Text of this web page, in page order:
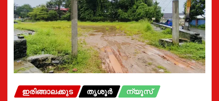
ഇരിങ്ങാലക്കുട തൃശൂർ ന്യൂസ്